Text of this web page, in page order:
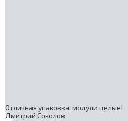
Отличная упаковка, модули целые!
Дмитрий Соколов